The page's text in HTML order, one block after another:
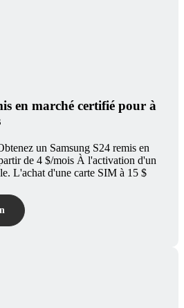
en marché certifié pour à
un Samsung S24 remis en
de 4 $/mois À l'activation d'un
L'achat d'une carte SIM à 15 $